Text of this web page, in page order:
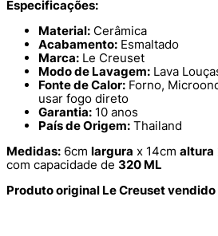
Especificações:
Material: Cerâmica
Acabamento: Esmaltado
Marca: Le Creuset
Modo de Lavagem: Lava
Fonte de Calor: Forno,
usar fogo direto
Garantia: 10 anos
País de Origem: Thailand
Medidas: 6cm largura x 14cm altura
com capacidade de 320 ML
Produto original Le Creuset vendido